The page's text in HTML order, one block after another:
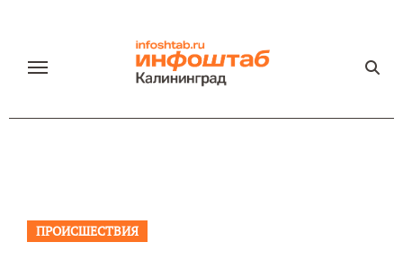
содержанию
ПРОИСШЕСТВИЯ